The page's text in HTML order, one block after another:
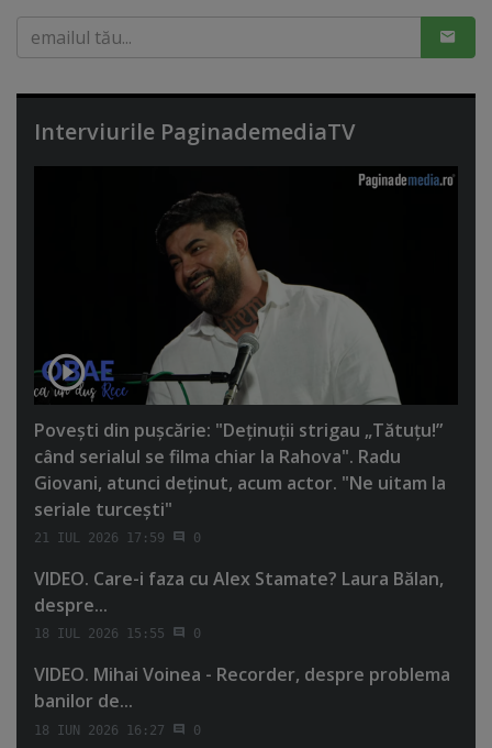
Interviurile PaginademediaTV
Poveşti din puşcărie: "Deţinuţii strigau „Tătuţu!”
când serialul se filma chiar la Rahova". Radu
Giovani, atunci deţinut, acum actor. "Ne uitam la
seriale turceşti"
21 IUL 2026 17:59 0
VIDEO. Care-i faza cu Alex Stamate? Laura Bălan,
despre...
18 IUL 2026 15:55 0
VIDEO. Mihai Voinea - Recorder, despre problema
banilor de...
18 IUN 2026 16:27 0